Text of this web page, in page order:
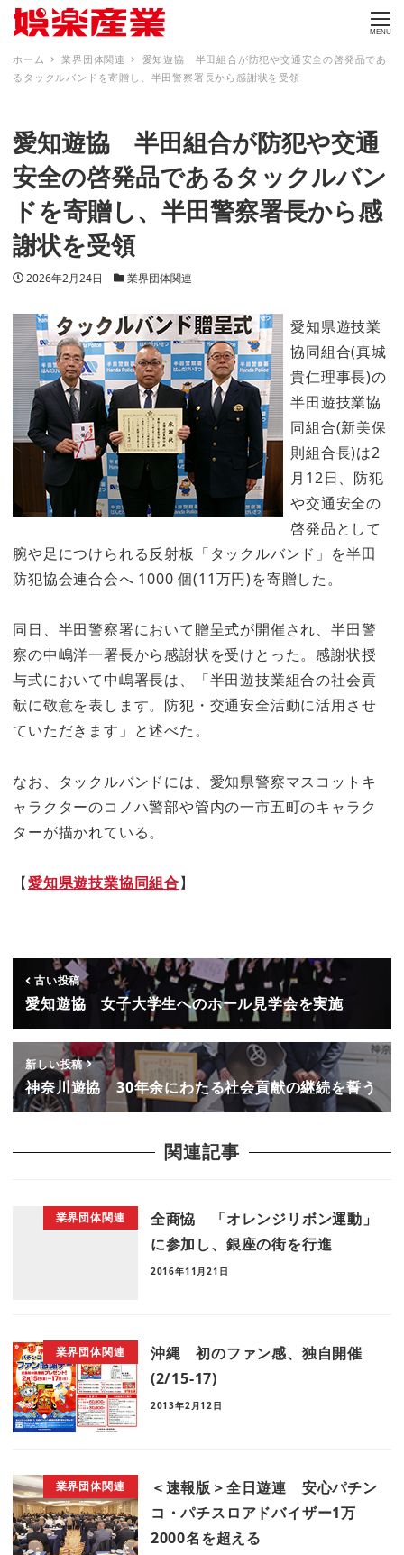
MENU
ホーム 業界団体関連
愛知遊協 半田組合が防犯や交通安全の啓発品であ
るタックルバンドを寄贈し、半田警察署長から感謝状を受領
愛知遊協 半田組合が防犯や交通
安全の啓発品であるタックルバン
ドを寄贈し、半田警察署長から感
謝状を受領
投稿日
2026年2月24日 カテゴリー
業界団体関連
愛知県遊技業
協同組合(真城
貴仁理事長)の
半田遊技業協
同組合(新美保
則組合長)は2
月12日、防犯
や交通安全の
啓発品として
腕や足につけられる反射板「タックルバンド」を半田
防犯協会連合会へ 1000 個(11万円)を寄贈した。
同日、半田警察署において贈呈式が開催され、半田警
察の中嶋洋一署長から感謝状を受けとった。感謝状授
与式において中嶋署長は、「半田遊技業組合の社会貢
献に敬意を表します。防犯・交通安全活動に活用させ
ていただきます」と述べた。
なお、タックルバンドには、愛知県警察マスコットキ
ャラクターのコノハ警部や管内の一市五町のキャラク
ターが描かれている。
【愛知県遊技業協同組合】
古い投稿
愛知遊協 女子大学生へのホール見学会を実施
新しい投稿
神奈川遊協 30年余にわたる社会貢献の継続を誓う
関連記事
業界団体関連
全商恊 「オレンジリボン運動」
に参加し、銀座の街を行進
2016年11月21日
業界団体関連
沖縄 初のファン感、独自開催
(2/15-17)
2013年2月12日
業界団体関連
＜速報版＞全日遊連 安心パチン
コ・パチスロアドバイザー1万
2000名を超える